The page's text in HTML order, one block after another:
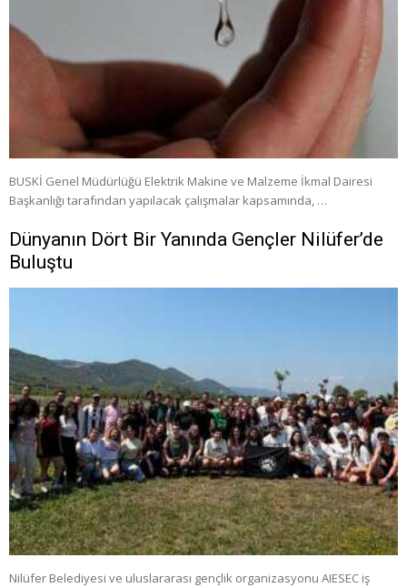
BUSKİ Genel Müdürlüğü Elektrik Makine ve Malzeme İkmal Dairesi
Başkanlığı tarafından yapılacak çalışmalar kapsamında, …
Dünyanın Dört Bir Yanında Gençler Nilüfer’de
Buluştu
Nilüfer Belediyesi ve uluslararası gençlik organizasyonu AIESEC iş